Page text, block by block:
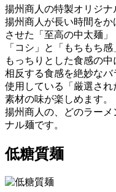
揚州商人の特製オリジナ
揚州商人が長い時間を
させた「至高の中太麺」
「コシ」と「もちもち
もっちりとした食感の中
相反する食感を絶妙なバ
使用している「厳選され
素材の味が楽しめます。
揚州商人の、どのラー
ナル麺です。
低糖質麺